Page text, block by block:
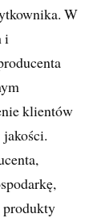
W
i
klientów
produkty